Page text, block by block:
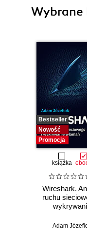
Bestseller
Nowość
Promocja
książka
Wireshark.
ruchu
Adam